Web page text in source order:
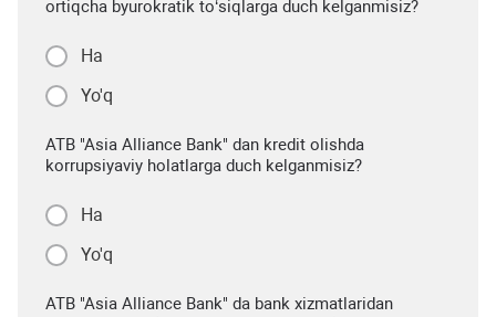
ortiqcha byurokratik to‘siqlarga duch kelganmisiz?
Ha
Yo'q
ATB "Asia Alliance Bank" dan kredit olishda
korrupsiyaviy holatlarga duch kelganmisiz?
Ha
Yo'q
ATB "Asia Alliance Bank" da bank xizmatlaridan